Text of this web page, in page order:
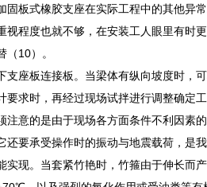
固板式橡胶支座在实际工程中的其他异
视程度也就不够，在安装工人眼里有
10）。
支座板连接板。当梁体有纵向坡度时，
要求时，再经过现场试拌进行调整确定
注意的是由于现场各方面条件不利因
还要承受操作时的振动与地震载荷，
实现。当套紧竹艳时，竹箍由于伸长